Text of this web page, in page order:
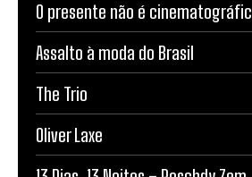
O presente não é
Assalto à moda do Brasil
The Trio
Oliver Laxe